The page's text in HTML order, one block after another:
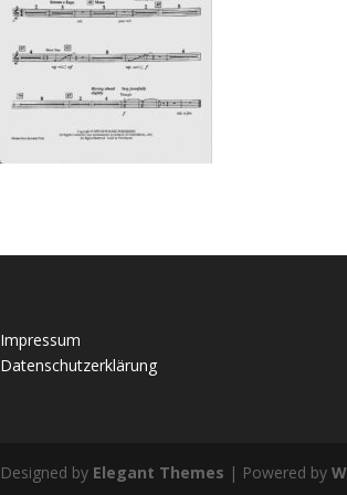
Impressum
Datenschutzerklärung
Designed by Elegant Themes | Powered by